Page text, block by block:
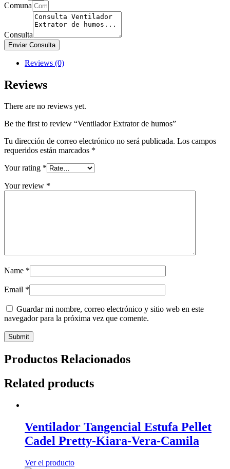
Comuna
Consulta
Enviar Consulta
Reviews (0)
Reviews
There are no reviews yet.
Be the first to review “Ventilador Extrator de humos”
Tu dirección de correo electrónico no será publicada. Los campos
requeridos están marcados *
Your rating *
Your review *
Name *
Email *
Guardar mi nombre, correo electrónico y sitio web en este
navegador para la próxima vez que comente.
Productos Relacionados
Related products
Ventilador Tangencial Estufa Pellet
Cadel Pretty-Kiara-Vera-Camila
Ver el producto